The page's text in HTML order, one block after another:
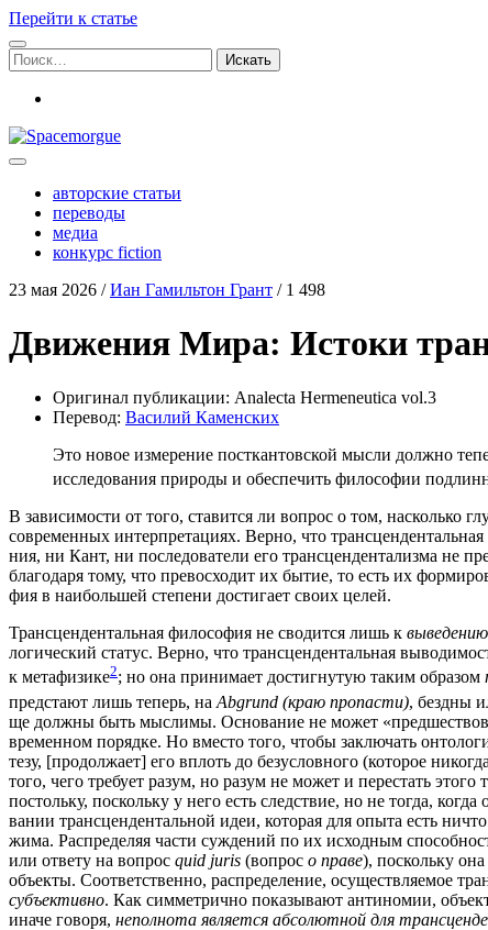
Перейти к статье
Поиск:
Spacemorgue
авторские статьи
переводы
медиа
конкурс fiction
23 мая 2026 /Иан Гамильтон Грант / 1 498
Движения Мира: Истоки
Ори­ги­нал пуб­ли­ка­ции: Analecta Hermeneutica vol.3
Пере­вод: Васи­лий Каменских
Это новое изме­ре­ние посткан­тов­ской мыс­ли долж­но
иссле­до­ва­ния при­ро­ды и обес­пе­чить фило­со­фии
В зави­си­мо­сти от того, ста­вит­ся ли вопрос о том, насколь­ко
совре­мен­ных интер­пре­та­ци­ях. Вер­но, что
ния, ни Кант, ни после­до­ва­те­ли его транс­цен­ден­та­лиз­ма не
бла­го­да­ря тому, что пре­вос­хо­дит их бытие, то есть их
фия в наи­боль­шей сте­пе­ни дости­га­ет сво­их целей.
Транс­цен­ден­таль­ная фило­со­фия не сво­дит­ся лишь к выве­де­нию
ло­ги­че­ский ста­тус. Вер­но, что транс­цен­ден­таль­ная
к мета­фи­зи­ке2; но она при­ни­ма­ет достиг­ну­тую таким обра­зом
пред­ста­ют лишь теперь, на Abgrund (краю про­па­сти), без­дны
ще долж­ны быть мыс­ли­мы. Осно­ва­ние не может
вре­мен­ном поряд­ке. Но вме­сто того, что­бы заклю­чать
те­зу, [про­дол­жа­ет] его вплоть до без­услов­но­го (кото­рое
того, чего тре­бу­ет разум, но разум не может и пере­стать
постоль­ку, посколь­ку у него есть след­ствие, но не тогда,
ва­нии транс­цен­ден­таль­ной идеи, кото­рая для опы­та есть
жи­ма. Рас­пре­де­ляя части суж­де­ний по их исход­ным
или отве­ту на вопрос quid juris (вопрос о пра­ве), посколь­ку
объ­ек­ты. Соот­вет­ствен­но, рас­пре­де­ле­ние, осу­ществ­ля­е­мое
субъ­ек­тив­но. Как сим­мет­рич­но пока­зы­ва­ют анти­но­мии,
ина­че гово­ря, непол­но­та явля­ет­ся абсо­лют­ной для